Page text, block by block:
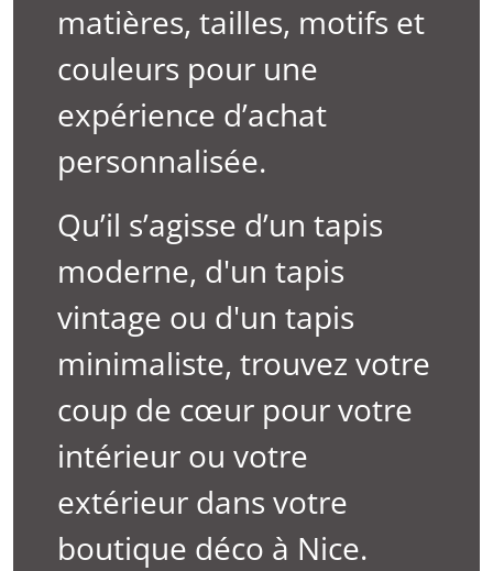
matières, tailles, motifs et
couleurs pour une
expérience d’achat
personnalisée.
Qu’il s’agisse d’un tapis
moderne, d'un tapis
vintage ou d'un tapis
minimaliste, trouvez votre
coup de cœur pour votre
intérieur ou votre
extérieur dans votre
boutique déco à Nice.